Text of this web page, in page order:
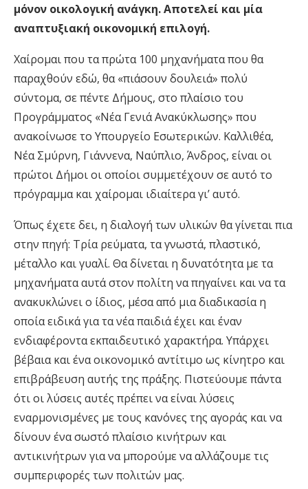
μόνον οικολογική ανάγκη. Αποτελεί και μία
αναπτυξιακή οικονομική επιλογή.
Χαίρομαι που τα πρώτα 100 μηχανήματα που θα
παραχθούν εδώ, θα «πιάσουν δουλειά» πολύ
σύντομα, σε πέντε Δήμους, στο πλαίσιο του
Προγράμματος «Νέα Γενιά Ανακύκλωσης» που
ανακοίνωσε το Υπουργείο Εσωτερικών. Καλλιθέα,
Νέα Σμύρνη, Γιάννενα, Ναύπλιο, Άνδρος, είναι οι
πρώτοι Δήμοι οι οποίοι συμμετέχουν σε αυτό το
πρόγραμμα και χαίρομαι ιδιαίτερα γι’ αυτό.
Όπως έχετε δει, η διαλογή των υλικών θα γίνεται πια
στην πηγή: Τρία ρεύματα, τα γνωστά, πλαστικό,
μέταλλο και γυαλί. Θα δίνεται η δυνατότητα με τα
μηχανήματα αυτά στον πολίτη να πηγαίνει και να τα
ανακυκλώνει ο ίδιος, μέσα από μια διαδικασία η
οποία ειδικά για τα νέα παιδιά έχει και έναν
ενδιαφέροντα εκπαιδευτικό χαρακτήρα. Υπάρχει
βέβαια και ένα οικονομικό αντίτιμο ως κίνητρο και
επιβράβευση αυτής της πράξης. Πιστεύουμε πάντα
ότι οι λύσεις αυτές πρέπει να είναι λύσεις
εναρμονισμένες με τους κανόνες της αγοράς και να
δίνουν ένα σωστό πλαίσιο κινήτρων και
αντικινήτρων για να μπορούμε να αλλάζουμε τις
συμπεριφορές των πολιτών μας.